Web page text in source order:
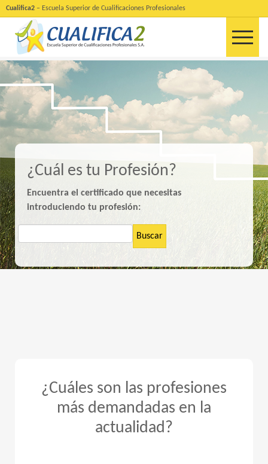
Cualifica2 – Escuela Superior de Cualificaciones Profesionales
¿Cuál es tu Profesión?
Encuentra el certificado que necesitas
introduciendo tu profesión:
Buscar
¿Cuáles son las profesiones
más demandadas en la
actualidad?